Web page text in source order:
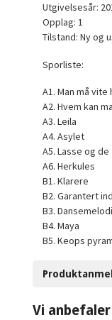
Utgivelsesår:
Opplag: 1
Tilstand: Ny og
Sporliste:
A1. Man må
A2. Hvem kan
A3. Leila
A4. Asylet
A5. Lasse og de
A6. Herkules
B1. Klarere
B2. Garantert
B3. Dansemelodi
B4. Maya
B5. Keops
Vi